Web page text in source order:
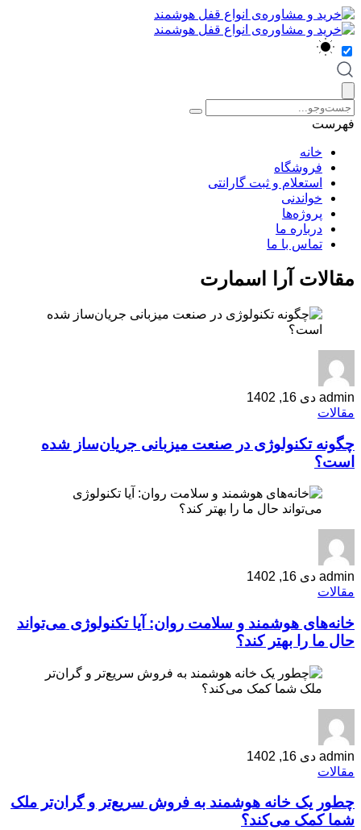
فهرست
خانه
فروشگاه
استعلام و ثبت گارانتی
خواندنی
پروژه‌ها
درباره ما
تماس با ما
مقالات آرا اسمارت
admin دی 16, 1402
مقالات
چگونه تکنولوژی در صنعت میزبانی جریان‌ساز شده
است؟
admin دی 16, 1402
مقالات
خانه‌های هوشمند و سلامت روان: آیا تکنولوژی می‌تواند
حال ما را بهتر کند؟
admin دی 16, 1402
مقالات
چطور یک خانه هوشمند به فروش سریع‌تر و گران‌تر ملک
شما کمک می‌کند؟